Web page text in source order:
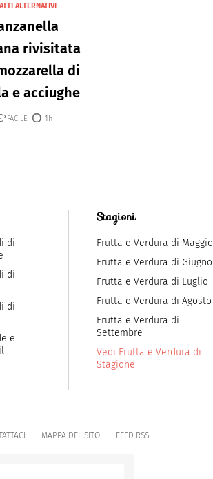
ALTERNATIVI
rivisitata
di
e acciughe
FACILE 1h
di
di
di
e
Stagioni
Frutta e Verdura di Maggio
Frutta e Verdura di Giugno
Frutta e Verdura di Luglio
Frutta e Verdura di Agosto
Frutta e Verdura di
Settembre
Vedi Frutta e Verdura di
Stagione
MAPPA DEL SITO FEED RSS